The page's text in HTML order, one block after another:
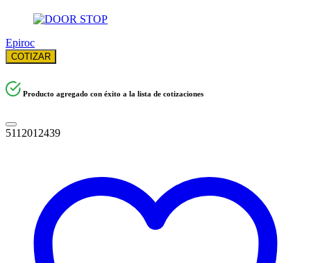
Epiroc
COTIZAR
Producto agregado con éxito a la lista de cotizaciones
5112012439